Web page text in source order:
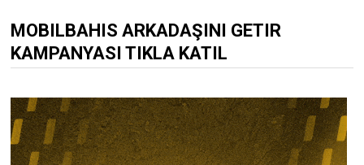
MOBILBAHIS ARKADAŞINI GETIR
KAMPANYASI TIKLA KATIL